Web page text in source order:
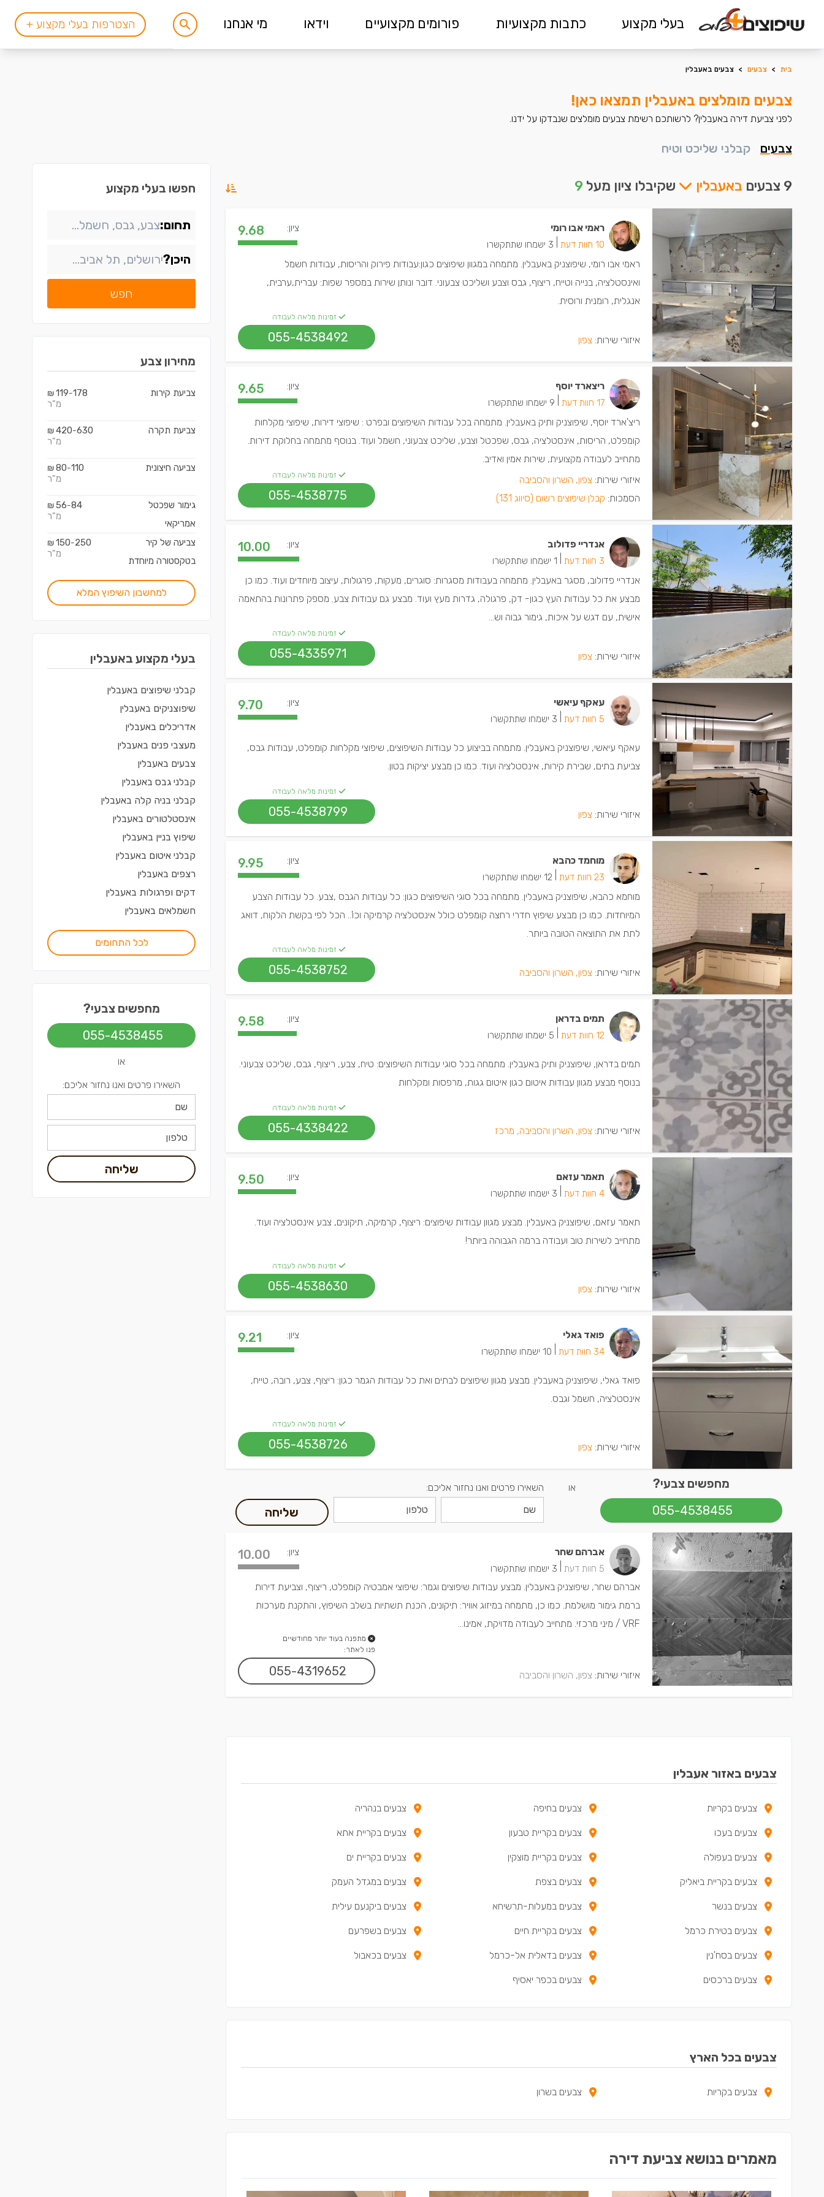
בעלי מקצוע כתבות מקצועיות פורומים מקצועיים וידאו מי אנחנו הצטרפות בעלי מקצוע +
בית > צבעים > צבעים באעבלין
צבעים מומלצים באעבלין תמצאו כאן!
לפני צביעת דירה באעבלין? לרשותכם רשימת צבעים מומלצים שנבדקו על ידנו.
צבעים קבלני שליכט וטיח
9 צבעים באעבלין שקיבלו ציון מעל 9
ראמי אבו רומי
10 חוות דעת 3 ישמחו שתתקשרו
ציון: 9.68
ראמי אבו רומי, שיפוצניק באעבלין. מתמחה במגוון שיפוצים כגון:עבודות פירוק והריסות, עבודות חשמל
ואינסטלציה, בנייה וטייח, ריצוף, גבס וצבע ושליכט צבעוני. דובר ונותן שירות במספר שפות: עברית,ערבית,
אנגלית, רומנית ורוסית.
איזורי שירות: צפון
זמינות מלאה לעבודה
055-4538492
ריצארד יוסף
17 חוות דעת 9 ישמחו שתתקשרו
ציון: 9.65
ריצ'ארד יוסף, שיפוצניק ותיק באעבלין. מתמחה בכל עבודות השיפוצים ובפרט : שיפוצי דירות, שיפוצי מקלחות
קומפלט, הריסות, אינסטלציה, גבס, שפכטל וצבע, שליכט צבעוני, חשמל ועוד. בנוסף מתמחה בחלוקת דירות.
מתחייב לעבודה מקצועית, שירות אמין ואדיב.
איזורי שירות: צפון, השרון והסביבה
הסמכות: קבלן שיפוצים רשום (סיווג 131)
זמינות מלאה לעבודה
055-4538775
אנדריי פדולוב
3 חוות דעת 1 ישמחו שתתקשרו
ציון: 10.00
אנדריי פדולוב, מסגר באעבלין. מתמחה בעבודות מסגרות: סוגרים, מעקות, פרגולות, עיצוב מיוחדים ועוד. כמו כן
מבצע את כל עבודות העץ כגון- דק, פרגולה, גדרות מעץ ועוד. מבצע גם עבודות צבע. מספק פתרונות בהתאמה
אישית, עם דגש על איכות, גימור גבוה וש...
איזורי שירות: צפון
זמינות מלאה לעבודה
055-4335971
עאקף עיאשי
5 חוות דעת 3 ישמחו שתתקשרו
ציון: 9.70
עאקף עיאשי, שיפוצניק באעבלין. מתמחה בביצוע כל עבודות השיפוצים, שיפוצי מקלחות קומפלט, עבודות גבס,
צביעת בתים, שבירת קירות, אינסטלציה ועוד. כמו כן מבצע יציקות בטון.
איזורי שירות: צפון
זמינות מלאה לעבודה
055-4538799
מוחמד כהבא
23 חוות דעת 12 ישמחו שתתקשרו
ציון: 9.95
מוחמא כהבא, שיפוצניק באעבלין. מתמחה בכל סוגי השיפוצים כגון: כל עבודות הגבס ,צבע. כל עבודות הצבע
המיוחדות. כמו כן מבצע שיפוץ חדרי רחצה קומפלט כולל אינסטלציה קרמיקה וכו'.. הכל לפי בקשת הלקוח, דואג
לתת את התוצאה הטובה ביותר.
איזורי שירות: צפון, השרון והסביבה
זמינות מלאה לעבודה
055-4538752
תמים בדראן
12 חוות דעת 5 ישמחו שתתקשרו
ציון: 9.58
תמים בדראן, שיפוצניק ותיק באעבלין. מתמחה בכל סוגי עבודות השיפוצים: טיח, צבע, ריצוף, גבס, שליכט צבעוני.
בנוסף מבצע מגוון עבודות איטום כגון איטום גגות, מרפסות ומקלחות
איזורי שירות: צפון, השרון והסביבה, מרכז
זמינות מלאה לעבודה
055-4338422
תאמר עזאם
4 חוות דעת 3 ישמחו שתתקשרו
ציון: 9.50
תאמר עזאם, שיפוצניק באעבלין. מבצע מגוון עבודות שיפוצים: ריצוף, קרמיקה, תיקונים, צבע אינסטלציה ועוד.
מתחייב לשירות טוב ועבודה ברמה הגבוהה ביותר!
איזורי שירות: צפון
זמינות מלאה לעבודה
055-4538630
פואד גאלי
34 חוות דעת 10 ישמחו שתתקשרו
ציון: 9.21
פואד גאלי, שיפוצניק באעבלין. מבצע מגוון שיפוצים לבתים ואת כל עבודות הגמר כגון: ריצוף, צבע, רובה, טייח,
אינסטלציה, חשמל וגבס.
איזורי שירות: צפון
זמינות מלאה לעבודה
055-4538726
מחפשים צבעי?
055-4538455
או השאירו פרטים ואנו נחזור אליכם:
שליחה
אברהם שחר
5 חוות דעת 3 ישמחו שתתקשרו
ציון: 10.00
אברהם שחר, שיפוצניק באעבלין. מבצע עבודות שיפוצים וגמר: שיפוצי אמבטיה קומפלט, ריצוף, וצביעת דירות
ברמת גימור מושלמת. כמו כן, מתמחה במיזוג אוויר: תיקונים, הכנת תשתיות בשלב השיפוץ, והתקנת מערכות
VRF / מיני מרכזי. מתחייב לעבודה מדויקת, אמינו...
איזורי שירות: צפון, השרון והסביבה
מתפנה בעוד יותר מחודשיים
פנו לאתר:
055-4319652
צבעים באזור אעבלין
צבעים בקריות צבעים בחיפה צבעים בנהריה
צבעים בעכו צבעים בקריית טבעון צבעים בקריית אתא
צבעים בעפולה צבעים בקריית מוצקין צבעים בקריית ים
צבעים בקריית ביאליק צבעים בצפת צבעים במגדל העמק
צבעים בנשר צבעים במעלות-תרשיחא צבעים ביקנעם עילית
צבעים בטירת כרמל צבעים בקריית חיים צבעים בשפרעם
צבעים בסח'נין צבעים בדאלית אל-כרמל צבעים בכאבול
צבעים ברכסים צבעים בכפר יאסיף
צבעים בכל הארץ
צבעים בקריות צבעים בשרון
מאמרים בנושא צביעת דירה
חפשו בעלי מקצוע
תחום:
היכן?
חפש
מחירון צבע
צביעת קירות 119-178
₪
מ"ר
צביעת תקרה 420-630
₪
מ"ר
צביעה חיצונית 80-110
₪
מ"ר
גימור שפכטל
אמריקאי
56-84
₪
מ"ר
צביעה של קיר
בטקסטורה מיוחדת
150-250
₪
מ"ר
למחשבון השיפוץ המלא
בעלי מקצוע באעבלין
קבלני שיפוצים באעבלין
שיפוצניקים באעבלין
אדריכלים באעבלין
מעצבי פנים באעבלין
צבעים באעבלין
קבלני גבס באעבלין
קבלני בניה קלה באעבלין
אינסטלטורים באעבלין
שיפוץ בניין באעבלין
קבלני איטום באעבלין
רצפים באעבלין
דקים ופרגולות באעבלין
חשמלאים באעבלין
לכל התחומים
מחפשים צבעי?
055-4538455
או
השאירו פרטים ואנו נחזור אליכם:
שליחה